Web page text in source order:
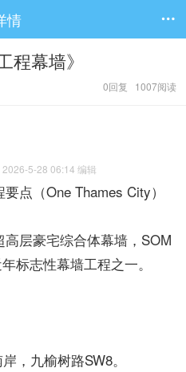
情 
程幕墙》
0回复 1007阅读
5-28 06:14 编辑
（One Thames City）
层豪宅综合体幕墙，SOM
标志性幕墙工程之一。
，九榆树路SW8。